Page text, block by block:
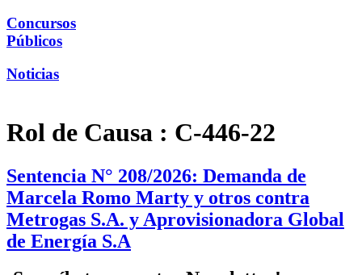
Concursos
Públicos
Noticias
Rol de Causa : C-446-22
Sentencia N° 208/2026: Demanda de
Marcela Romo Marty y otros contra
Metrogas S.A. y Aprovisionadora Global
de Energía S.A